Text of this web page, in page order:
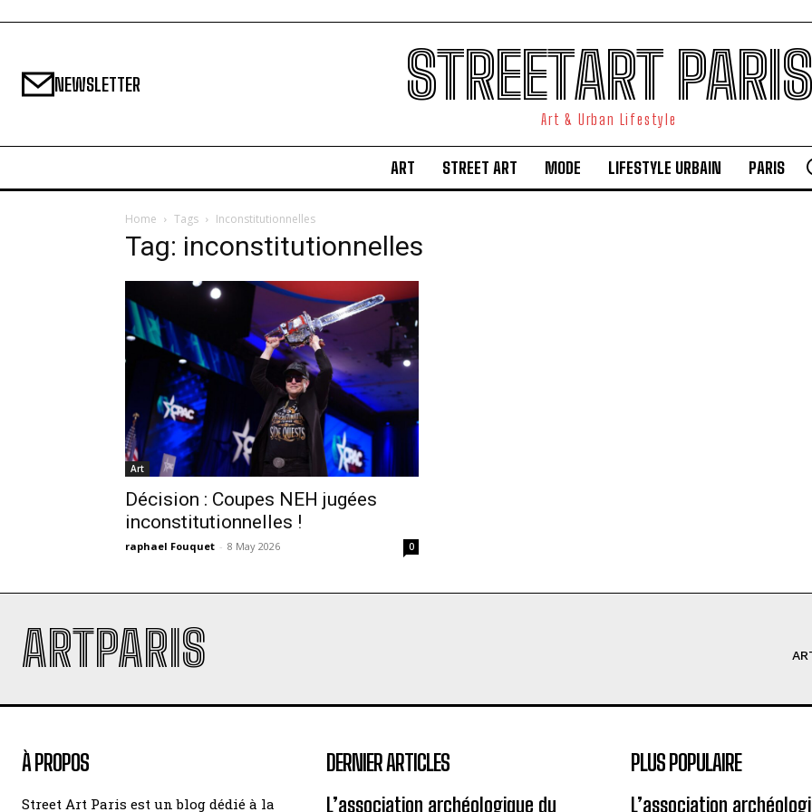
NEWSLETTER STREETART PARIS
Art & Urban Lifestyle
ART STREET ART MODE LIFESTYLE URBAIN PARIS
Home Tags Inconstitutionnelles
Tag: inconstitutionnelles
Art
Décision : Coupes NEH jugées
inconstitutionnelles !
raphael Fouquet - 8 May 2026 0
ARTPARIS
À PROPOS
Street Art Paris est un blog dédié à la
DERNIER ARTICLES
L’association archéologique du
PLUS POPULAIRE
L’association